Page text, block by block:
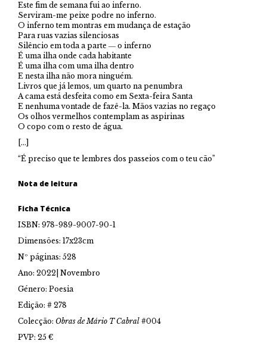
Este fim de semana fui ao inferno.
Serviram-me peixe podre no inferno.
O inferno tem montras em mudança de estação
Para ruas vazias silenciosas
Silêncio em toda a parte ― o inferno
É uma ilha onde cada habitante
É uma ilha com uma ilha dentro
E nesta ilha não mora ninguém.
Livros que já lemos, um quarto na penumbra
A cama está desfeita como em Sexta-feira Santa
E nenhuma vontade de fazê-la. Mãos vazias no regaço
Os olhos vermelhos contemplam as aspirinas
O copo com o resto de água.
[…]
“É preciso que te lembres dos passeios com o teu cão”
Nota de leitura
Ficha Técnica
ISBN: 978-989-9007-90-1
Dimensões: 17x23cm
Nº páginas: 528
Ano: 2022| Novembro
Género: Poesia
Edição: # 278
Colecção: Obras de Mário T Cabral #004
PVP: 25 €